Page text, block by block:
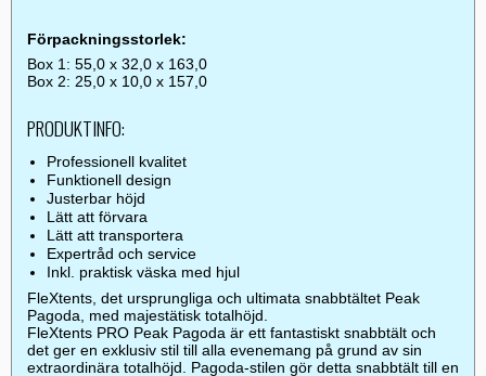
Förpackningsstorlek:
Box 1: 55,0 x 32,0 x 163,0
Box 2: 25,0 x 10,0 x 157,0
PRODUKTINFO:
Professionell kvalitet
Funktionell design
Justerbar höjd
Lätt att förvara
Lätt att transportera
Expertråd och service
Inkl. praktisk väska med hjul
FleXtents, det ursprungliga och ultimata snabbtältet Peak
Pagoda, med majestätisk totalhöjd.
FleXtents PRO Peak Pagoda är ett fantastiskt snabbtält och
det ger en exklusiv stil till alla evenemang på grund av sin
extraordinära totalhöjd. Pagoda-stilen gör detta snabbtält till en